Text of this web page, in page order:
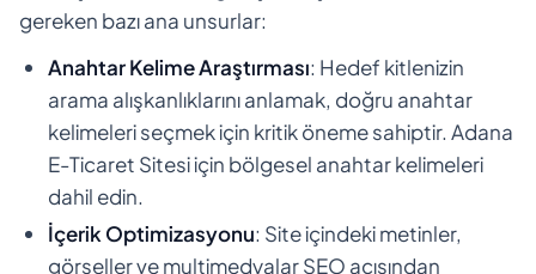
gereken bazı ana unsurlar:
Anahtar Kelime Araştırması: Hedef kitlenizin
arama alışkanlıklarını anlamak, doğru anahtar
kelimeleri seçmek için kritik öneme sahiptir. Adana
E-Ticaret Sitesi için bölgesel anahtar kelimeleri
dahil edin.
İçerik Optimizasyonu: Site içindeki metinler,
görseller ve multimedyalar SEO açısından